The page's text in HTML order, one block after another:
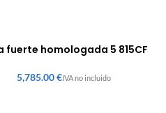
fuerte homologada 5 815CF
€